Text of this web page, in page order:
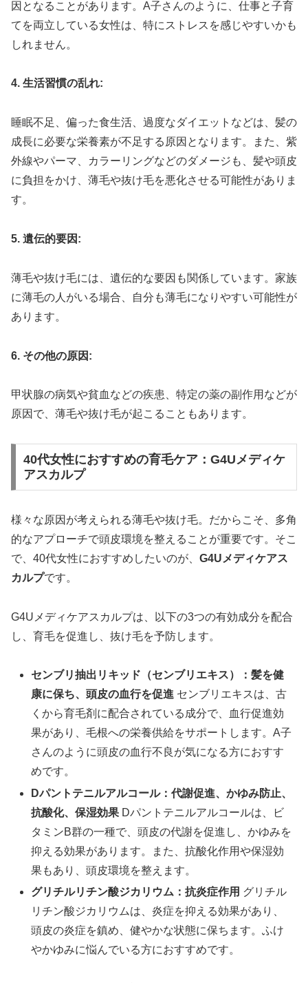
因となることがあります。A子さんのように、仕事と子育
てを両立している女性は、特にストレスを感じやすいかも
しれません。
4. 生活習慣の乱れ:
睡眠不足、偏った食生活、過度なダイエットなどは、髪の
成長に必要な栄養素が不足する原因となります。また、紫
外線やパーマ、カラーリングなどのダメージも、髪や頭皮
に負担をかけ、薄毛や抜け毛を悪化させる可能性がありま
す。
5. 遺伝的要因:
薄毛や抜け毛には、遺伝的な要因も関係しています。家族
に薄毛の人がいる場合、自分も薄毛になりやすい可能性が
あります。
6. その他の原因:
甲状腺の病気や貧血などの疾患、特定の薬の副作用などが
原因で、薄毛や抜け毛が起こることもあります。
40代女性におすすめの育毛ケア：G4Uメディケ
アスカルプ
様々な原因が考えられる薄毛や抜け毛。だからこそ、多角
的なアプローチで頭皮環境を整えることが重要です。そこ
で、40代女性におすすめしたいのが、 G4Uメディケアス
カルプです。
G4Uメディケアスカルプは、以下の3つの有効成分を配合
し、育毛を促進し、抜け毛を予防します。
センブリ抽出リキッド（センブリエキス）：髪を健
康に保ち、頭皮の血行を促進 センブリエキスは、古
くから育毛剤に配合されている成分で、血行促進効
果があり、毛根への栄養供給をサポートします。A子
さんのように頭皮の血行不良が気になる方におすす
めです。
Dパントテニルアルコール：代謝促進、かゆみ防止、
抗酸化、保湿効果 Dパントテニルアルコールは、ビ
タミンB群の一種で、頭皮の代謝を促進し、かゆみを
抑える効果があります。また、抗酸化作用や保湿効
果もあり、頭皮環境を整えます。
グリチルリチン酸ジカリウム：抗炎症作用 グリチル
リチン酸ジカリウムは、炎症を抑える効果があり、
頭皮の炎症を鎮め、健やかな状態に保ちます。ふけ
やかゆみに悩んでいる方におすすめです。